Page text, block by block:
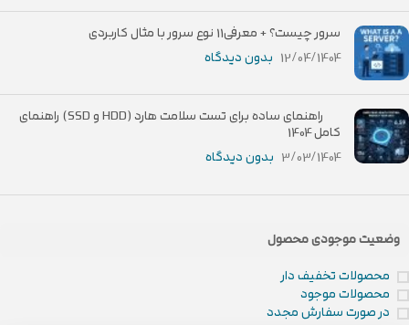
سرور چیست؟ + معرفی11 نوع سرور با مثال کاربردی
12/04/1404 بدون دیدگاه
راهنمای ساده برای تست سلامت هارد (HDD و SSD) راهنمای
کامل 1404
3/03/1404 بدون دیدگاه
وضعیت موجودی محصول
محصولات تخفیف دار
محصولات موجود
در صورت سفارش مجدد